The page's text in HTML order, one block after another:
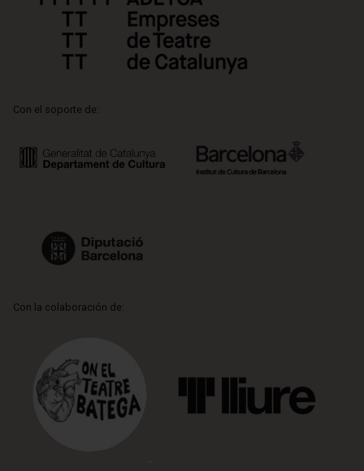
Con el soporte de:
Con la colaboración de: